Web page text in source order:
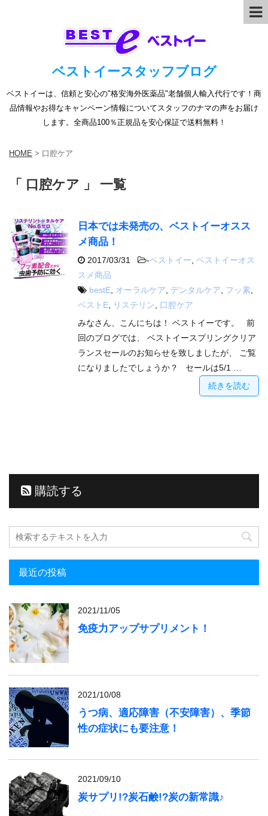
ベストイースタッフブログ
ベストイーは、信頼と安心の"格安海外医薬品"老舗個人輸入代行です！商
品情報やお得なキャンペーン情報についてスタッフのナマの声をお届け
します。全商品100％正規品を安心保証で送料無料！
HOME > 口腔ケア
「 口腔ケア 」 一覧
日本では未発売の、ベストイーオスス
メ商品！
2017/03/31 -ベストイー ベストイーオス
スメ商品
bestE オーラルケア デンタルケア フッ素
ベストE
リステリン
口腔ケア
みなさん、こんにちは！ ベストイーです。 前
回のブログでは、 ベストイースプリングクリア
ランスセールのお知らせを致しましたが、 ご覧
になりましたでしょうか？ セールは5/1 …
続きを読む
購読する
最近の投稿
2021/11/05
免疫力アップサプリメント！
2021/10/08
うつ病、適応障害（不安障害）、季節
性の症状にも要注意！
2021/09/10
炭サプリ!?炭石鹸!?炭の新常識♪